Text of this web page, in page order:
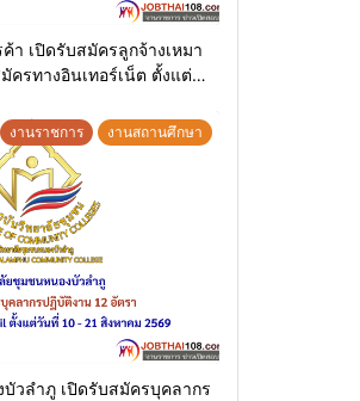
า เปิดรับสมัครลูกจ้างเหมา
ครทางอินเทอร์เน็ต ตั้งแต่
งานราชการ งานสถานศึกษา
วลำภู เปิดรับสมัครบุคลากร